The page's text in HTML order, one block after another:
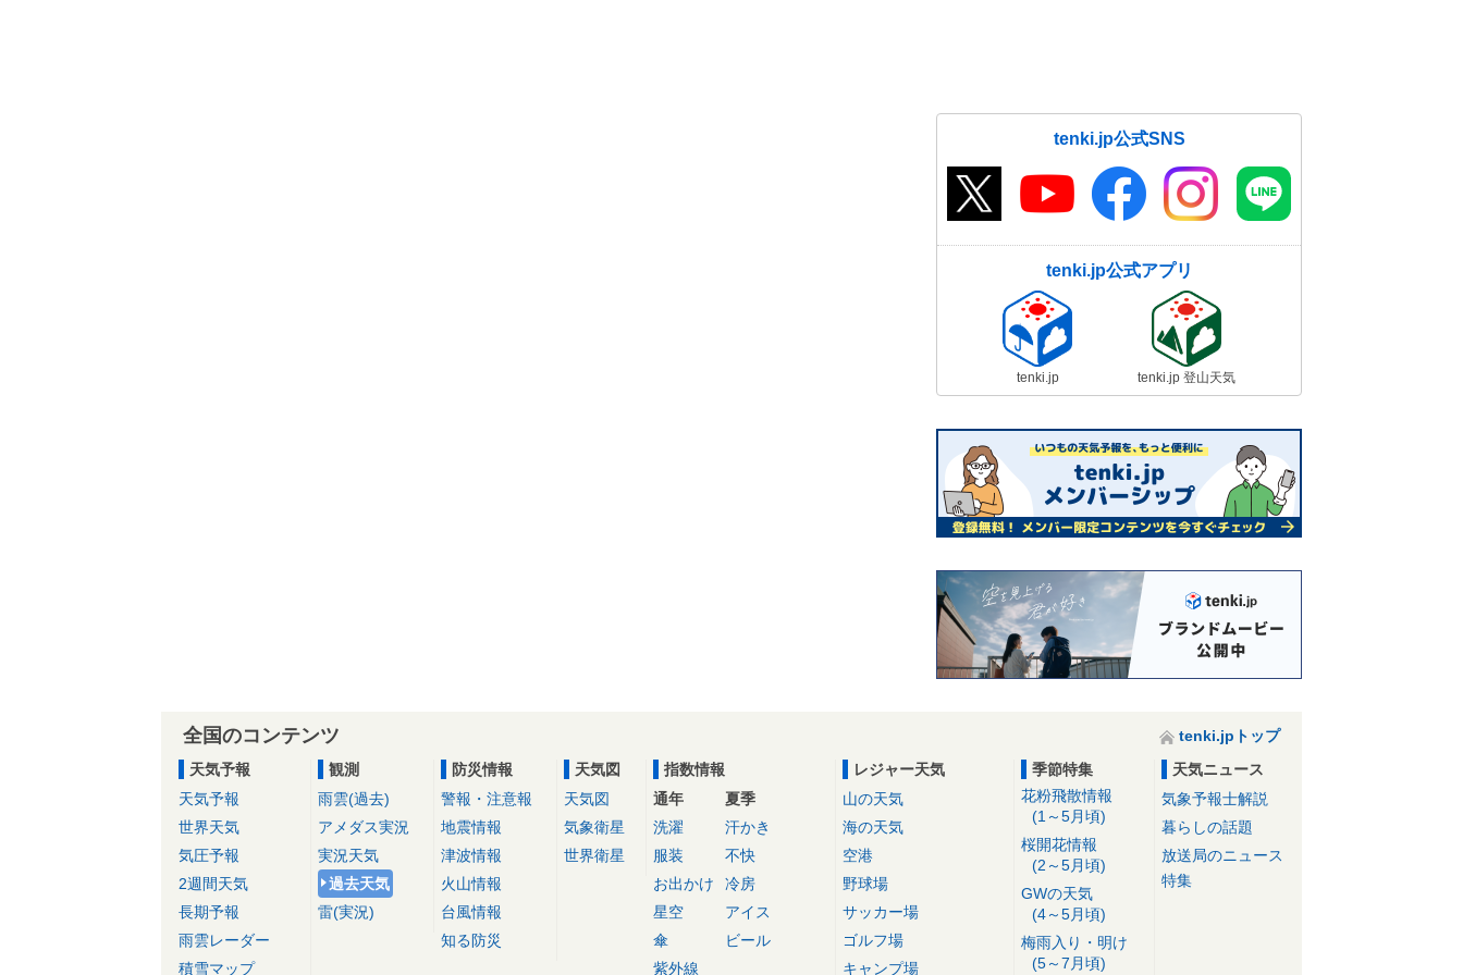
10日11:37
14日～15日は日本海側は大雪や吹
雪 警報級の大雪の恐れ 2週間天気
関東地方は冬晴れ 空気の乾燥に注
意 13日は雨で年末年始の寒さ
10日10:23
10日の朝も冷え込み強まる 名古屋
で初氷を観測 日中はこの時期らし
10日06:53
10日の天気 北陸などで雨や雪 雷
を伴う所も 太平洋側は冬晴れ 空
気の乾燥に注意
tenki.jp公式SNS
tenki.jp公式アプリ
tenki.jp tenki.jp 登山天気
全国のコンテンツ
tenki.jpトップ
天気予報
天気予報
世界天気
気圧予報
2週間天気
長期予報
雨雲レーダー
積雪マップ
観測
雨雲(過去)
アメダス実況
実況天気
過去天気
雷(実況)
防災情報
警報・注意報
地震情報
津波情報
火山情報
台風情報
知る防災
天気図
天気図
気象衛星
世界衛星
指数情報
通年
洗濯
服装
お出かけ
星空
傘
紫外線
夏季
汗かき
不快
冷房
アイス
ビール
レジャー天気
山の天気
海の天気
空港
野球場
サッカー場
ゴルフ場
キャンプ場
季節特集
花粉飛散情報
(1～5月頃)
桜開花情報
(2～5月頃)
GWの天気
(4～5月頃)
梅雨入り・明け
(5～7月頃)
天気ニュース
気象予報士解説
暮らしの話題
放送局のニュース
特集